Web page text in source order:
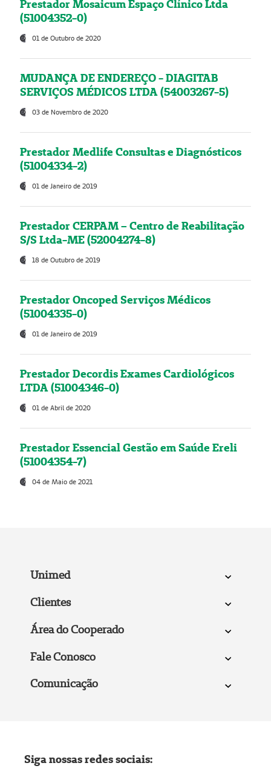
Prestador Mosaicum Espaço Clínico Ltda
(51004352-0)
01 de Outubro de 2020
MUDANÇA DE ENDEREÇO - DIAGITAB
SERVIÇOS MÉDICOS LTDA (54003267-5)
03 de Novembro de 2020
Prestador Medlife Consultas e Diagnósticos
(51004334-2)
01 de Janeiro de 2019
Prestador CERPAM – Centro de Reabilitação
S/S Ltda-ME (52004274-8)
18 de Outubro de 2019
Prestador Oncoped Serviços Médicos
(51004335-0)
01 de Janeiro de 2019
Prestador Decordis Exames Cardiológicos
LTDA (51004346-0)
01 de Abril de 2020
Prestador Essencial Gestão em Saúde Ereli
(51004354-7)
04 de Maio de 2021
Unimed
Clientes
Área do Cooperado
Fale Conosco
Comunicação
Siga nossas redes sociais: